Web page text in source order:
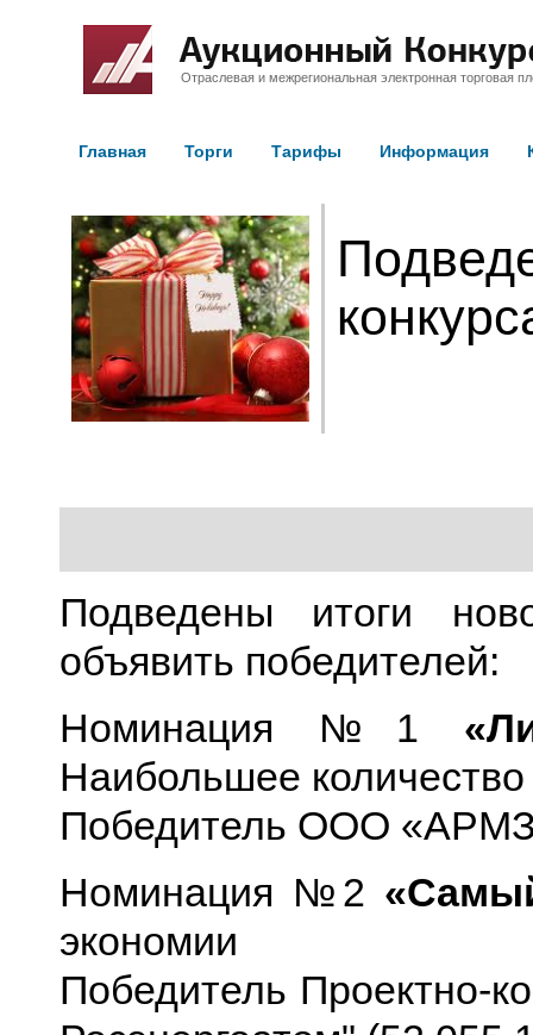
Отраслевая и межрегиональная электронная торговая
Главная Торги Тарифы Информация
Подведены итоги
объявить победителей:
Номинация №1
Наибольшее
Победитель ООО
Номинация №2
экономии
Победитель Проектно-